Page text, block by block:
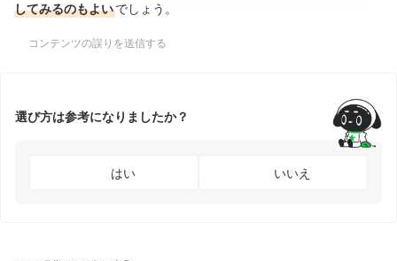
してみるのもよいでしょう。
コンテンツの誤りを送信する
選び方は参考になりましたか？
はい いいえ